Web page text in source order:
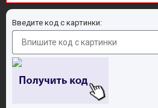
Введите код с картинки: